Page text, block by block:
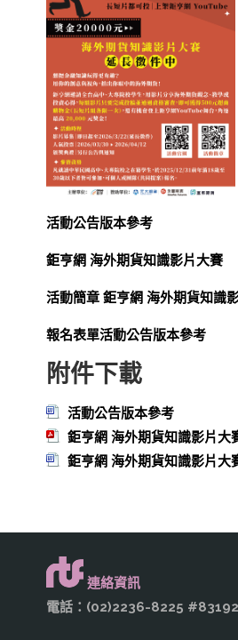
活動公告版本參考
鉅亨網 海外期貨知識影片大賽
活動簡章 鉅亨網 海外期貨知識
報名表單活動公告版本參考
附件下載
活動公告版本參考
鉅亨網 海外期貨知識影片大
鉅亨網 海外期貨知識影片大
連絡資訊
電話：(02)2236-8225